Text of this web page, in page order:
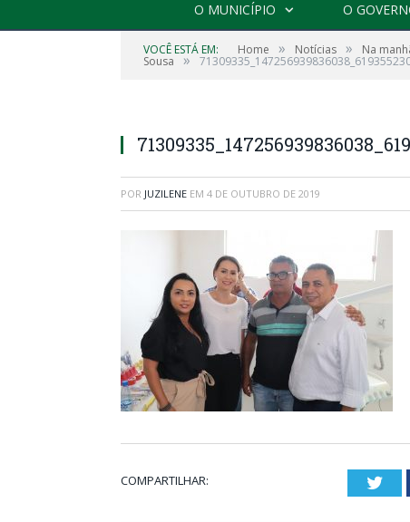
O MUNICÍPIO O
VOCÊ ESTÁ EM: Home » Notícias » Na
Sousa »
POR JUZILENE EM 4 DE OUTUBRO DE 2019
COMPARTILHAR: